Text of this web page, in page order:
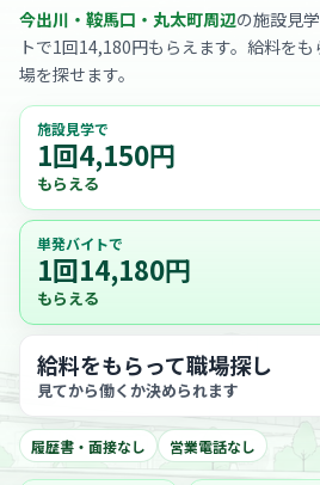
今出川・鞍馬口・丸太町周辺の施設見
トで1回14,180円もらえます。給料を
場を探せます。
施設見学で
1回4,150円
もらえる
単発バイトで
1回14,180円
もらえる
給料をもらって職場探し
見てから働くか決められます
履歴書・面接なし 営業電話なし